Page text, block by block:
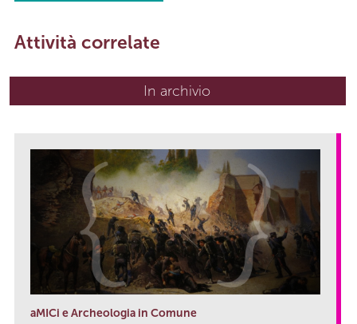
Attività correlate
In archivio
aMICi e Archeologia in Comune